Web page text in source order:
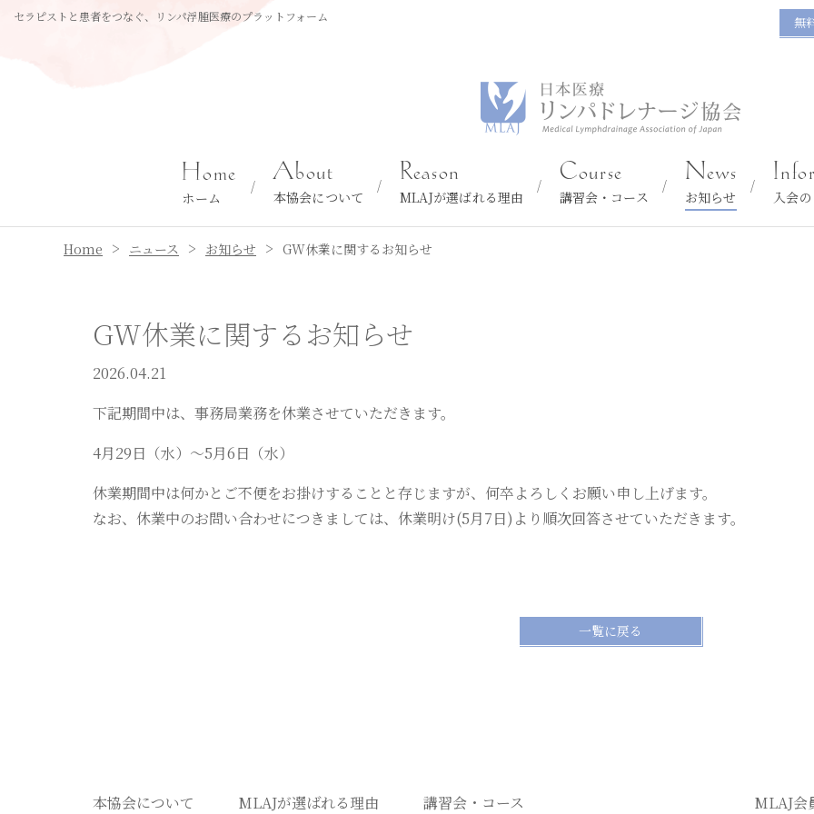
セラピストと患者をつなぐ、リンパ浮腫医療のプラットフォーム 無
ホーム
Home
本協会について
About
MLAJが選ばれる理由
Reason
講習会・コース
Course
お知らせ
News
入会
Home > ニュース > お知らせ > GW休業に関するお知らせ
GW休業に関するお知らせ
2026.04.21
下記期間中は、事務局業務を休業させていただきます。
4月29日（水）～5月6日（水）
休業期間中は何かとご不便をお掛けすることと存じますが、何卒よろしくお願い申し上げます。
なお、休業中のお問い合わせにつきましては、休業明け(5月7日)より順次回答させていただきます。
一覧に戻る
本協会について MLAJが選ばれる理由 講習会・コース MLAJ会